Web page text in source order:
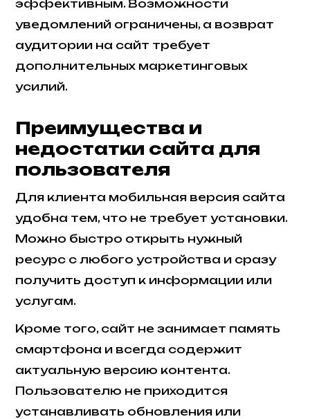
эффективным. Возможности
уведомлений ограничены, а возврат
аудитории на сайт требует
дополнительных маркетинговых
усилий.
Преимущества и
недостатки сайта для
пользователя
Для клиента мобильная версия сайта
удобна тем, что не требует установки.
Можно быстро открыть нужный
ресурс с любого устройства и сразу
получить доступ к информации или
услугам.
Кроме того, сайт не занимает память
смартфона и всегда содержит
актуальную версию контента.
Пользователю не приходится
устанавливать обновления или